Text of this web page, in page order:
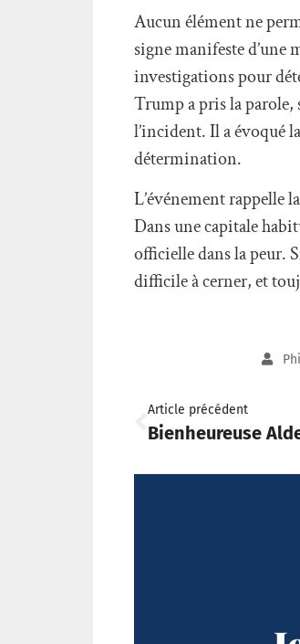
Aucun élément ne
signe manifeste
investigations pour
Trump a pris la parole,
l’incident. Il a évoqué
détermination.
L’événement rappelle
Dans une capitale
officielle dans la peur.
difficile à cerner, et
Article précédent
Bienheureuse